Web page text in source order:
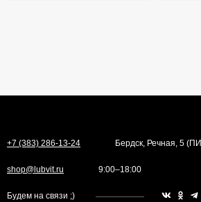
+7 (383) 286-13-24 Бердск, Речная, 5
shop@lubvit.ru 9:00–18:00
Будем на связи ;)